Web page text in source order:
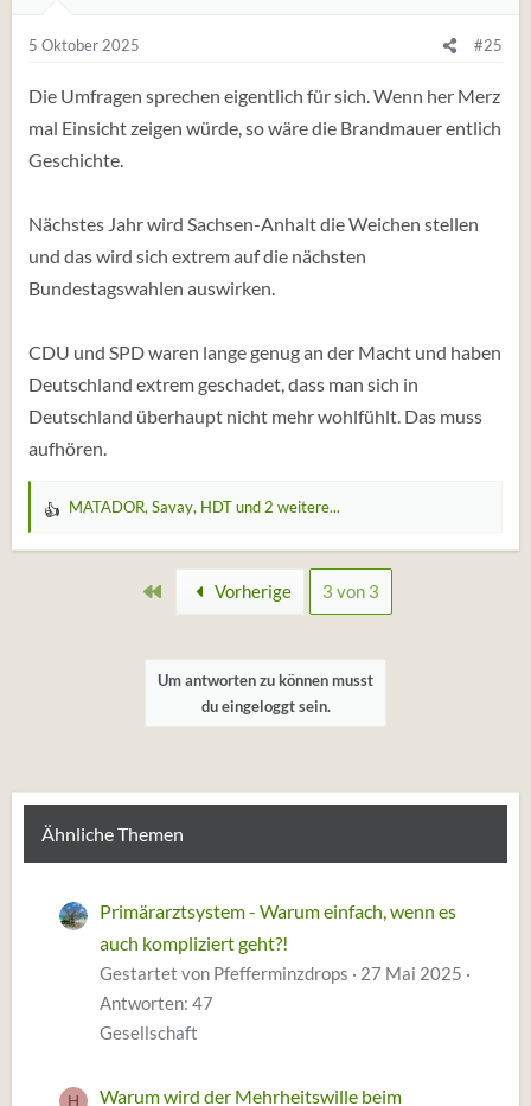
e
n
:
5 Oktober 2025 #25
Die Umfragen sprechen eigentlich für sich. Wenn her Merz
mal Einsicht zeigen würde, so wäre die Brandmauer entlich
Geschichte.
Nächstes Jahr wird Sachsen-Anhalt die Weichen stellen
und das wird sich extrem auf die nächsten
Bundestagswahlen auswirken.
CDU und SPD waren lange genug an der Macht und haben
Deutschland extrem geschadet, dass man sich in
Deutschland überhaupt nicht mehr wohlfühlt. Das muss
aufhören.
W
MATADOR, Savay, HDTund 2 weitere...
Erste Vorherige 3 von 3
Um antworten zu können musst
du eingeloggt sein.
Ähnliche Themen
Primärarztsystem - Warum einfach, wenn es
auch kompliziert geht?!
Gestartet von Pfefferminzdrops
27 Mai 2025
Antworten: 47
Gesellschaft
H Warum wird der Mehrheitswille beim